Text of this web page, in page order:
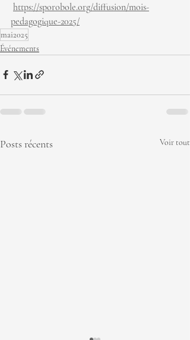
https://sporobole.org/diffusion/mois-
pedagogique-2025/
mai2025
Événements
Posts récents Voir tout